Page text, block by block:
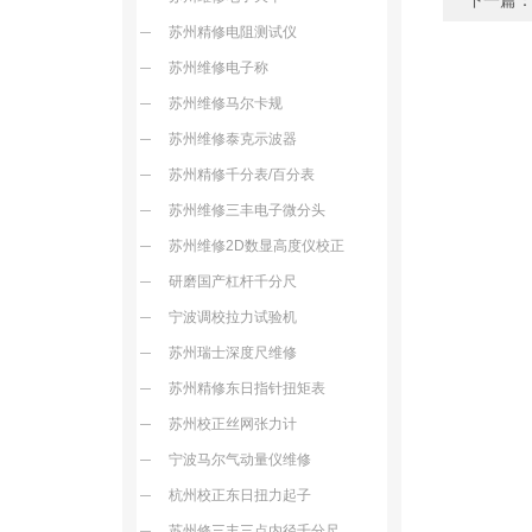
苏州精修电阻测试仪
苏州维修电子称
苏州维修马尔卡规
苏州维修泰克示波器
苏州精修千分表/百分表
苏州维修三丰电子微分头
苏州维修2D数显高度仪校正
研磨国产杠杆千分尺
宁波调校拉力试验机
苏州瑞士深度尺维修
苏州精修东日指针扭矩表
苏州校正丝网张力计
宁波马尔气动量仪维修
杭州校正东日扭力起子